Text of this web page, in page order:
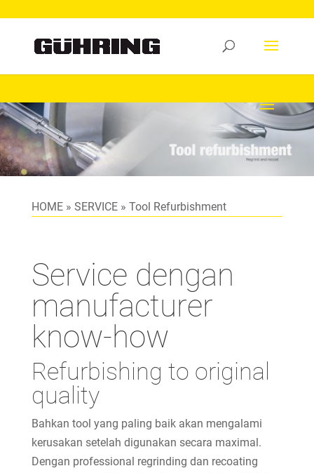
HOME» SERVICE» Tool Refurbishment
Service dengan
manufacturer
know-how
Refurbishing to original
quality
Bahkan tool yang paling baik akan mengalami
kerusakan setelah digunakan secara maximal.
Dengan professional regrinding dan recoating